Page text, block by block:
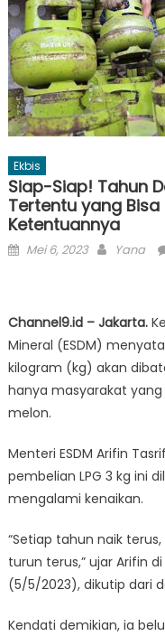
Ekbis
Siap-Siap! Tahun
Tertentu yang Bisa
Ketentuannya
Posted
Mei 6, 2023 Author
Yana
Channel9.id – Jakarta.
Mineral (ESDM)
kilogram (kg) akan
hanya masyarakat
melon.
Menteri ESDM Arifin
pembelian LPG 3 kg ini
mengalami kenaikan.
“Setiap tahun naik
turun terus,” ujar Arifin
(5/5/2023), dikutip dari
Kendati demikian, ia